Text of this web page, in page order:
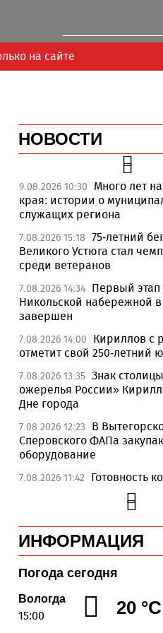
на сайте
НОВОСТИ
9.08.2026 10:30
Много лет
края: истории о
служащих региона
7.08.2026 15:18 75-летний
Великого Устюга стал
среди ветеранов
7.08.2026 14:34 Первый этап
Никольской набережной
завершен
7.08.2026 14:00
Кириллов с
отметит свой 250-летний
7.08.2026 13:35 Знак
ожерелья России»
Дне города
7.08.2026 12:23
В
Сперовского ФАПа
оборудование
7.08.2026 11:42
Готовность
отопительному сезону на
7.08.2026 11:25 Новые
установят в двух
Вологодской области
7.08.2026 10:41 В Устюжне
летие города фестивалем
мастерства
ИНФОРМАЦИЯ
Погода сегодня
Вологда
15:00 20 °C